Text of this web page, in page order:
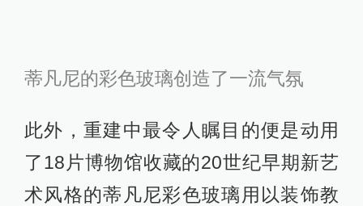
蒂凡尼的彩色玻璃创造了一流气氛
此外，重建中最令人瞩目的便是动用
了18片博物馆收藏的20世纪早期新艺
术风格的蒂凡尼彩色玻璃用以装饰教